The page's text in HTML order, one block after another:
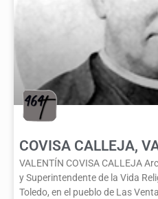
COVISA CALLEJA,
VALENTÍN COVISA CALLEJA
y Superintendente de la Vida
Toledo, en el pueblo de Las